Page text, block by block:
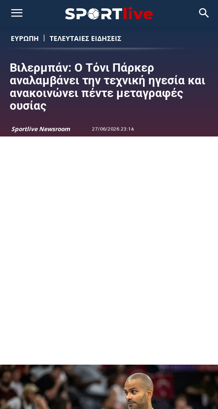
ΕΥΡΩΠΗ ΤΕΛΕΥΤΑΙΕΣ ΕΙΔΗΣΕΙΣ
Βιλερμπάν: Ο Τόνι Πάρκερ
αναλαμβάνει την τεχνική ηγεσία και
ανακοινώνει πέντε μεταγραφές
ουσίας
Sportlive Newsroom 27/06/2026 23:14